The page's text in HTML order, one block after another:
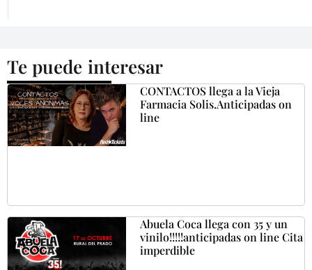
Te puede interesar
CONTACTOS llega a la Vieja
Farmacia Solis.Anticipadas on
line
Abuela Coca llega con 35 y un
vinilo!!!!!anticipadas on line Cita
imperdible